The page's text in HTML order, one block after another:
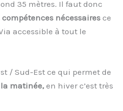
35 mètres. Il faut donc
nécessairesce
accessible à tout le
/ Sud-Est ce qui permet de
matinée, en hiver c’est très